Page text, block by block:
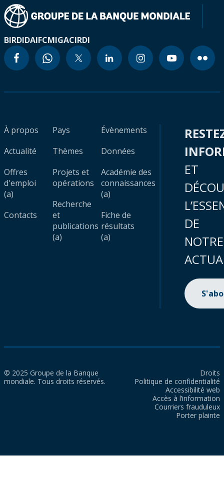
BIRDIDAIFCMIGACIRDI
À propos
Actualité
Offres
d'emploi
(a)
Contacts
Pays
Thèmes
Projets et
opérations
Recherche
et
publications
(a)
Évènements
Données
Académie des
connaissances
(a)
Fiche de
résultats
(a)
ET
DE
NOTRE
© 2025 Groupe de la Banque
mondiale. Tous droits réservés.
Droits
Politique de confidentialité
Accessibilité web
Accès à l’information
Courriers frauduleux
Porter plainte